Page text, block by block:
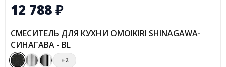
12 788₽
СМЕСИТЕЛЬ ДЛЯ КУХНИ OMOIKIRI SHINAGAWA-
СИНАГАВА - BL
+2